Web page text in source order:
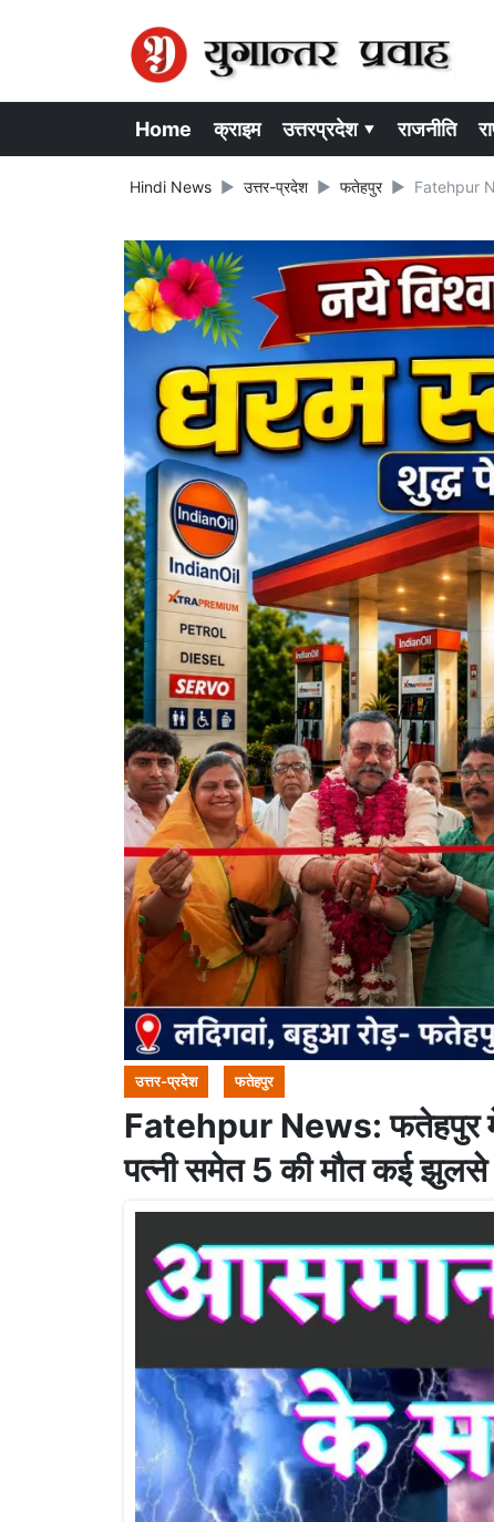
Home क्राइम उत्तरप्रदेश ▾ राजनीति
Hindi News उत्तर-प्रदेश फतेहपुर Fatehpur
उत्तर-प्रदेश फतेहपुर
Fatehpur News: फतेहपुर में
पत्नी समेत 5 की मौत कई झुलसे